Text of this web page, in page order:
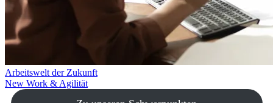
Arbeitswelt der Zukunft
New Work & Agilität